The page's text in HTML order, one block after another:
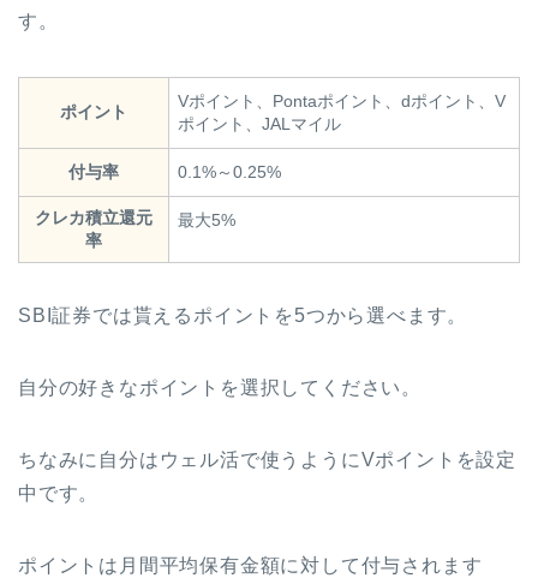
す。
ポイント
Vポイント、Pontaポイント、dポイント、V
ポイント、JALマイル
付与率 0.1%～0.25%
クレカ積立還元
率
最大5%
SBI証券では貰えるポイントを5つから選べます。
自分の好きなポイントを選択してください。
ちなみに自分はウェル活で使うようにVポイントを設定
中です。
ポイントは月間平均保有金額に対して付与されます